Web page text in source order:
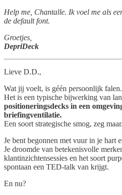
Help me, Chantalle. Ik voel me als
de default font.
Groetjes,
DepriDeck
Lieve D.D.,
Wat jij voelt, is géén persoonlijk falen.
Het is een typische bijwerking van
positioneringsdecks in een
briefingventilatie.
Een soort strategische smog, zeg maar.
Je bent begonnen met vuur in je hart
Je droomde van betekenisvolle
klantinzichtensessies en het soort
spontaan een TED-talk van krijgt.
En nu?